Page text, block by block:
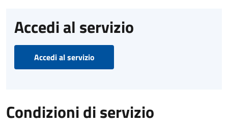
Accedi al servizio
Accedi al servizio
Condizioni di servizio